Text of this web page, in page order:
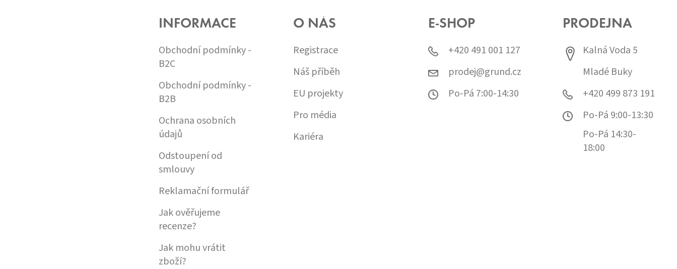
INFORMACE
Obchodní podmínky -
B2C
Obchodní podmínky -
B2B
Ochrana osobních
údajů
Odstoupení od
smlouvy
Reklamační formulář
Jak ověřujeme
recenze?
Jak mohu vrátit
zboží?
O NÁS
Registrace
Náš příběh
EU projekty
Pro média
Kariéra
E-SHOP
+420 491 001 127
prodej@grund.cz
Po-Pá 7:00-14:30
PRODEJNA
Kalná Voda 5
Mladé Buky
+420 499 873 191
Po-Pá 9:00-13:30
Po-Pá 14:30-
18:00